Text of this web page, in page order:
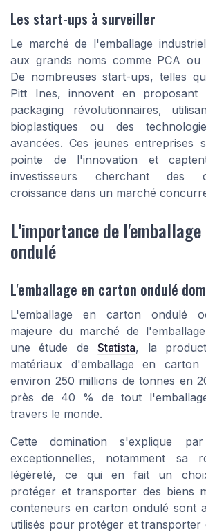
Les start-ups à surveiller
Le marché de l'emballage
aux grands noms comme PCA ou
De nombreuses start-ups, telles
Pitt Ines, innovent en proposant
packaging révolutionnaires,
bioplastiques ou des
avancées. Ces jeunes entreprises
pointe de l'innovation et
investisseurs cherchant des
croissance dans un marché
L'importance de
ondulé
L'emballage en carton ondulé
L'emballage en carton ondulé
majeure du marché de
une étude deStatista, la
matériaux d'emballage en
environ 250 millions de tonnes en
près de 40 % de tout
travers le monde.
Cette domination s'explique
exceptionnelles, notamment sa
légèreté, ce qui en fait un
protéger et transporter des biens
conteneurs en carton ondulé sont
utilisés pour protéger et transporter